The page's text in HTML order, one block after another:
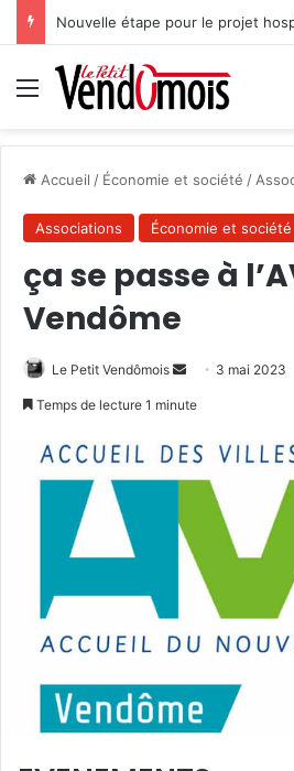
Nouvelle étape pour le projet
Menu
Accueil / Économie et société /
Associations Économie et société
ça se passe à
Vendôme
Le Petit Vendômois
o
y
u
o
r
r
e
3 mai 2023
Temps de lecture 1 minute